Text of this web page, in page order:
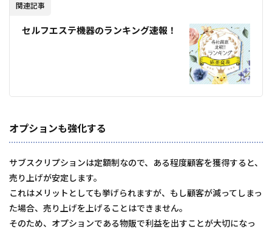
関連記事
セルフエステ機器のランキング速報！
オプションも強化する
サブスクリプションは定額制なので、ある程度顧客を獲得すると、
売り上げが安定します。
これはメリットとしても挙げられますが、もし顧客が減ってしまっ
た場合、売り上げを上げることはできません。
そのため、オプションである物販で利益を出すことが大切になっ